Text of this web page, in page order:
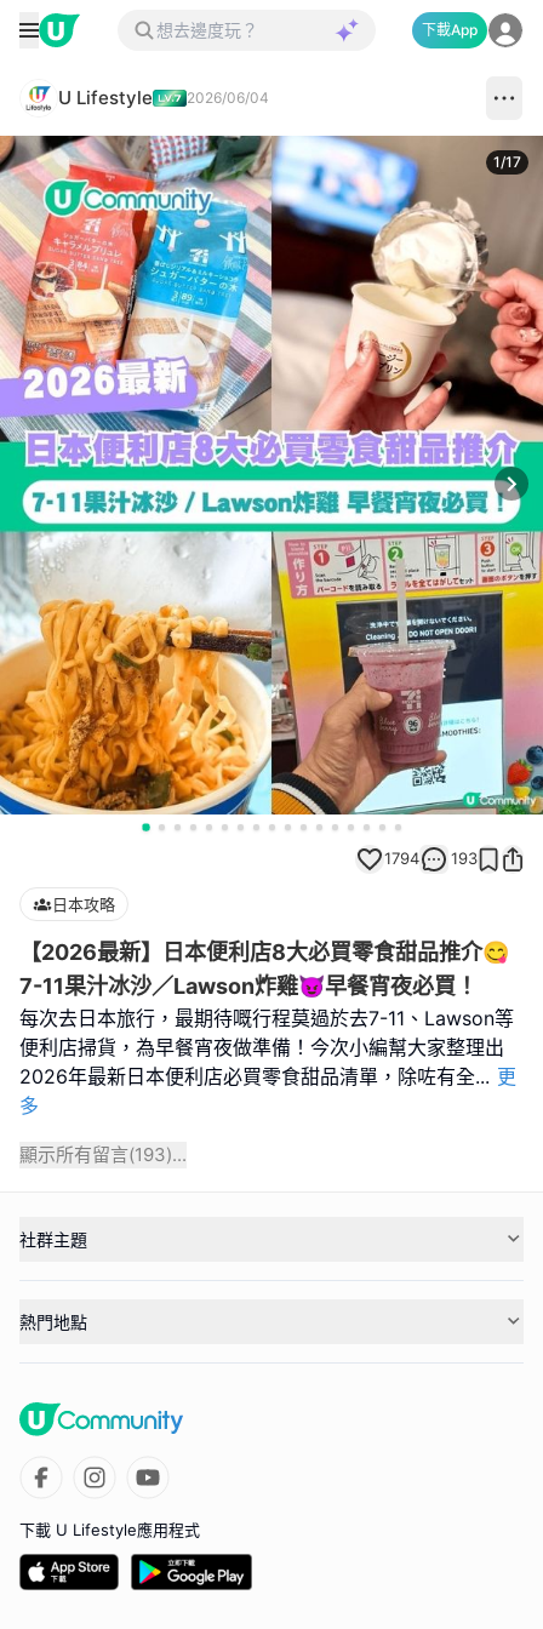
下載App
U Lifestyle 2026/06/04
1/17
1794 193
日本攻略
【2026最新】日本便利店8大必買零食甜品推介😋
7-11果汁冰沙／Lawson炸雞😈早餐宵夜必買！
每次去日本旅行，最期待嘅行程莫過於去7-11、Lawson等
便利店掃貨，為早餐宵夜做準備！今次小編幫大家整理出
2026年最新日本便利店必買零食甜品清單，除咗有全... 更
多
顯示所有留言(193)...
社群主題
熱門地點
下載 U Lifestyle應用程式